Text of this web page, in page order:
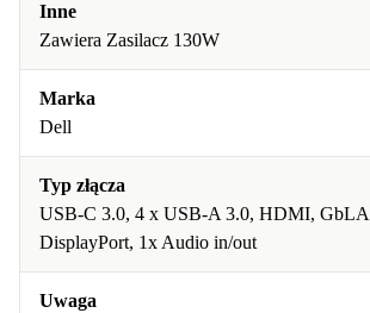
Inne
Zawiera Zasilacz 130W
Marka
Dell
Typ złącza
USB-C 3.0, 4 x USB-A 3.0, HDMI,
DisplayPort, 1x Audio in/out
Uwaga